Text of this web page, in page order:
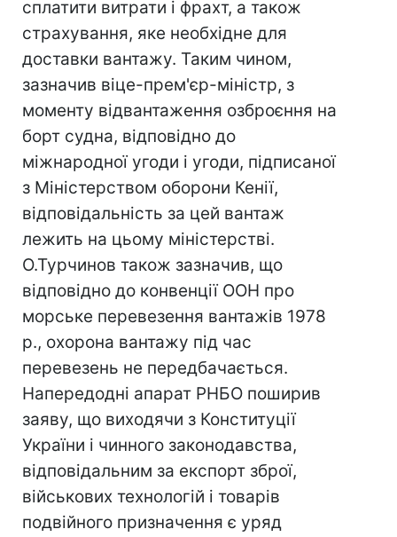
сплатити витрати і фрахт, а також
страхування, яке необхідне для
доставки вантажу. Таким чином,
зазначив віце-прем'єр-міністр, з
моменту відвантаження озброєння на
борт судна, відповідно до
міжнародної угоди і угоди, підписаної
з Міністерством оборони Кенії,
відповідальність за цей вантаж
лежить на цьому міністерстві.
О.Турчинов також зазначив, що
відповідно до конвенції ООН про
морське перевезення вантажів 1978
р., охорона вантажу під час
перевезень не передбачається.
Напередодні апарат РНБО поширив
заяву, що виходячи з Конституції
України і чинного законодавства,
відповідальним за експорт зброї,
військових технологій і товарів
подвійного призначення є уряд